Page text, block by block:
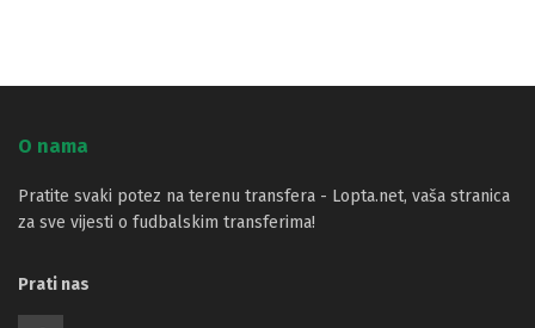
O nama
Pratite svaki potez na terenu transfera - Lopta.net, vaša stranica
za sve vijesti o fudbalskim transferima!
Prati nas